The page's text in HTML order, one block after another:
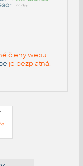
• md5:
členy webu
je bezplatná.